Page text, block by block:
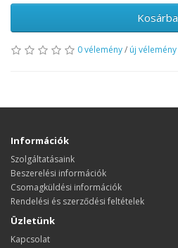
Kosárba
0 vélemény/ új vélemény
Információk
Szolgáltatásaink
Beszerelési információk
Csomagküldési információk
Rendelési és szerződési feltételek
Üzletünk
Kapcsolat